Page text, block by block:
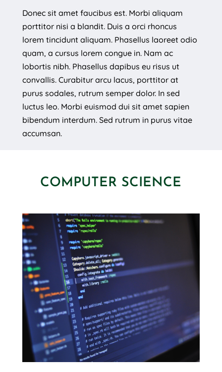
Donec sit amet faucibus est. Morbi aliquam
porttitor nisi a blandit. Duis a orci rhoncus
lorem tincidunt aliquam. Phasellus laoreet odio
quam, a cursus lorem congue in. Nam ac
lobortis nibh. Phasellus dapibus eu risus ut
convallis. Curabitur arcu lacus, porttitor at
purus sodales, rutrum semper dolor. In sed
luctus leo. Morbi euismod dui sit amet sapien
bibendum interdum. Sed rutrum in purus vitae
accumsan.
COMPUTER SCIENCE